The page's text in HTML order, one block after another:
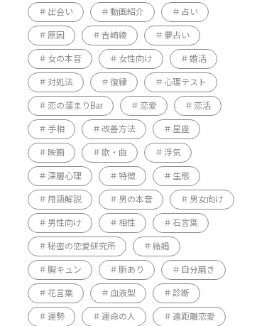
出会い 動画紹介 占い
原因 吉崎綾 夢占い
女の本音 女性向け 婚活
対処法 復縁 心理テスト
恋の溜まりBar 恋愛 恋活
手相 改善方法 星座
映画 歌・曲 浮気
深層心理 特徴 生態
用語解説 男の本音 男女向け
男性向け 相性 石言葉
秘密の恋愛研究所 結婚
胸キュン 脈あり 自分磨き
花言葉 血液型 診断
運勢 運命の人 遠距離恋愛